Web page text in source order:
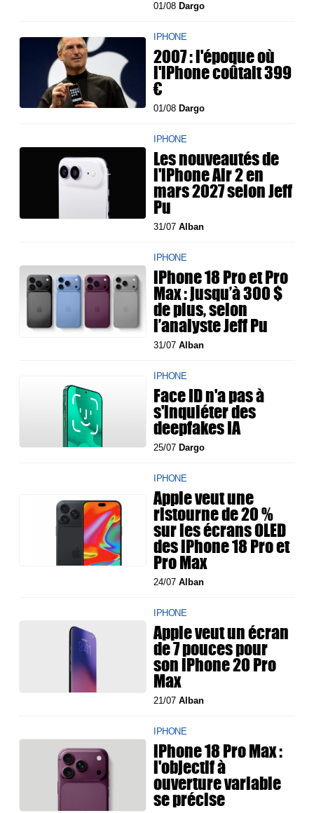
01/08 Dargo
IPHONE
2007 : l'époque où
l'iPhone coûtait 399
€
01/08 Dargo
IPHONE
Les nouveautés de
l'iPhone Air 2 en
mars 2027 selon Jeff
Pu
31/07Alban
IPHONE
iPhone 18 Pro et Pro
Max : jusqu’à 300 $
de plus, selon
l’analyste Jeff Pu
31/07Alban
IPHONE
Face ID n'a pas à
s'inquiéter des
deepfakes IA
25/07 Dargo
IPHONE
Apple veut une
ristourne de 20 %
sur les écrans OLED
des iPhone 18 Pro et
Pro Max
24/07Alban
IPHONE
Apple veut un écran
de 7 pouces pour
son iPhone 20 Pro
Max
21/07Alban
IPHONE
iPhone 18 Pro Max :
l'objectif à
ouverture variable
se précise